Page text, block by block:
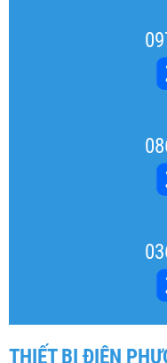
THIẾT BỊ ĐIỆN